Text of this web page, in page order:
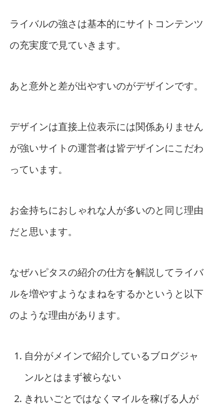
ライバルの強さは基本的にサイトコンテンツ
の充実度で見ていきます。
あと意外と差が出やすいのがデザインです。
デザインは直接上位表示には関係ありません
が強いサイトの運営者は皆デザインにこだわ
っています。
お金持ちにおしゃれな人が多いのと同じ理由
だと思います。
なぜハピタスの紹介の仕方を解説してライバ
ルを増やすようなまねをするかというと以下
のような理由があります。
自分がメインで紹介しているブログジャ
ンルとはまず被らない
きれいごとではなくマイルを稼げる人が